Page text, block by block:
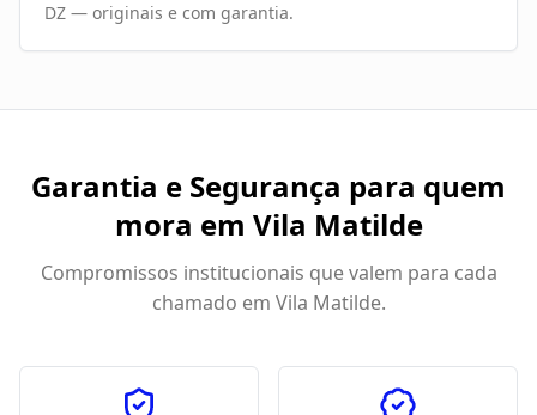
DZ — originais e com garantia.
Garantia e Segurança para quem
mora em Vila Matilde
Compromissos institucionais que valem para cada
chamado em Vila Matilde.